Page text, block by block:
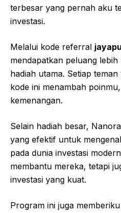
terbesar yang pernah aku
investasi.
Melalui kode referral
mendapatkan peluang
hadiah utama. Setiap
kode ini menambah
kemenangan.
Selain hadiah besar,
yang efektif untuk
pada dunia investasi
membantu mereka, tetapi
investasi yang kuat.
Program ini juga